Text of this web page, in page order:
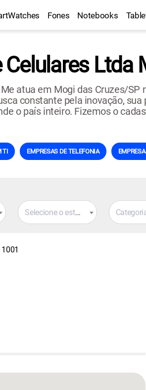
Fones Notebooks
Ltda
atua em Mogi das Cruzes/
constante pela inovação,
o país inteiro. Fizemos o
TI EMPRESAS DE TELEFONIA
Selecione o estado